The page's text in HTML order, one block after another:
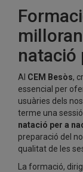
natació
Al CEM Besòs,
essencial per
usuàries dels
terme una
natació per a
preparació del
qualitat de les
La formació,